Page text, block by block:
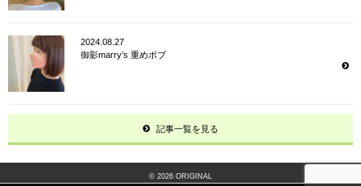
2024.08.27
御影marry’s 重めボブ
記事一覧を見る
© 2026 ORIGINAL